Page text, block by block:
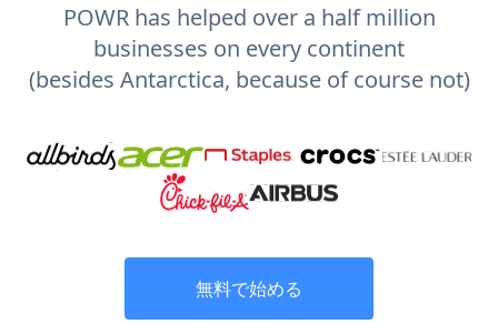
POWR has helped over a half million
businesses on every continent
(besides Antarctica, because of course not)
無料で始める